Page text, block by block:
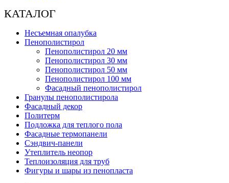
КАТАЛОГ
Несъемная опалубка
Пенополистирол
Пенополистирол 20 мм
Пенополистирол 30 мм
Пенополистирол 50 мм
Пенополистирол 100 мм
Фасадный пенополистирол
Гранулы пенополистирола
Фасадный декор
Политерм
Подложка для теплого пола
Фасадные термопанели
Сэндвич-панели
Утеплитель неопор
Теплоизоляция для труб
Фигуры и шары из пенопласта